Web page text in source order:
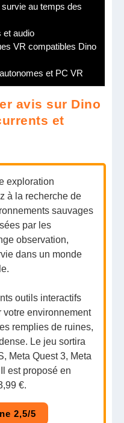
au temps des
et audio
VR compatibles Dino
et PC VR
avis sur Dino
et
exploration
à la recherche de
sauvages
par les
observation,
dans un monde
outils interactifs
votre environnement
remplies de ruines,
Le jeu sortira
Meta Quest 3, Meta
est proposé en
€.
2,5/5